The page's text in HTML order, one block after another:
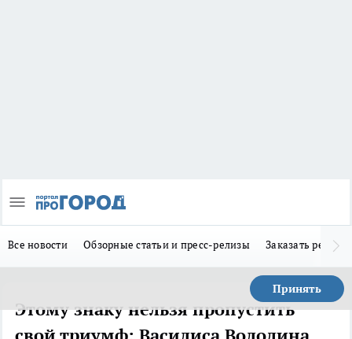
Все новости Обзорные статьи и пресс-релизы Заказать
Принять
Этому знаку нельзя пропустить